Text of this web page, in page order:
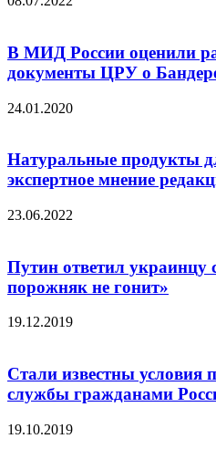
В МИД России оценили
документы ЦРУ о
24.01.2020
Натуральные продукты
экспертное мнение
23.06.2022
Путин ответил украинцу
порожняк не гонит»
19.12.2019
Стали известны условия
службы гражданами
19.10.2019